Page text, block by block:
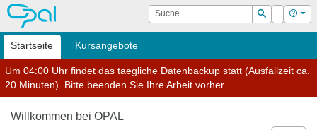
OPAL Suche
Suchen
Login Hilfe
Startseite Kursangebote
Um 04:00 Uhr findet das taegliche Datenbackup statt (Ausfallzeit ca.
20 Minuten). Bitte beenden Sie Ihre Arbeit vorher.
Willkommen bei OPAL